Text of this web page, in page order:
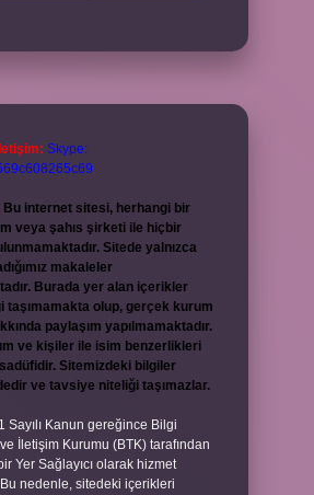
Skype:
Bu internet sitesi, herhangi bir
veya şahıs şirketi ile hiçbir
Sitede yalnızca
makaleler
Burada yer alan içerikler
taşımamakta olup, gerçek kurum
paylaşım yapılmamaktadır.
ve kişiler ile isim benzerlikleri
Sitemizdeki bilgiler
ve tavsiye niteliği taşımazlar.
Sayılı Kanun gereğince Bilgi
İletişim Kurumu (BTK) tarafından
Yer Sağlayıcı olarak hizmet
nedenle, sitedeki içerikleri